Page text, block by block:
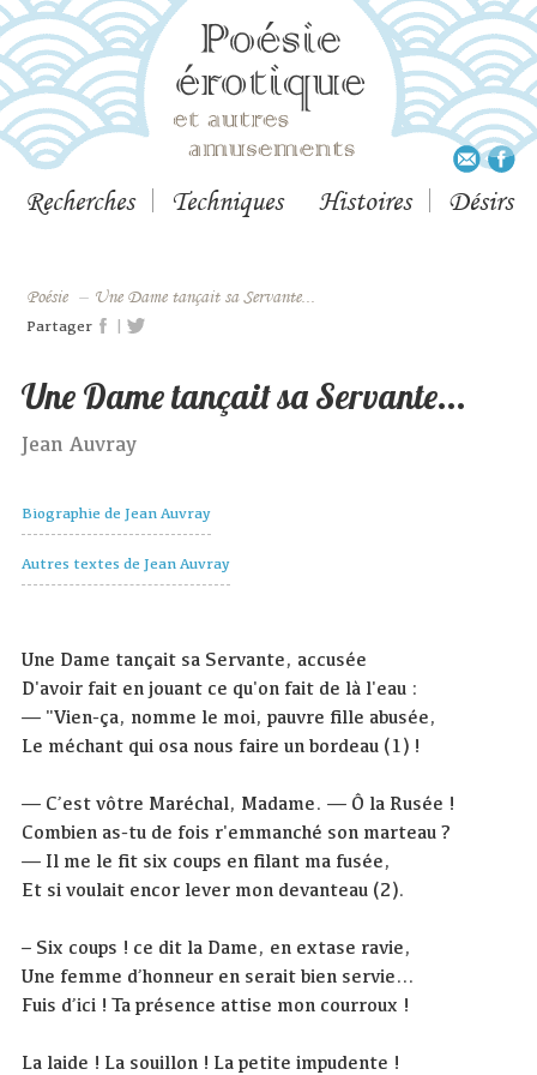
Recherches Techniques Histoires Désirs
Poésie – Une Dame tançait sa Servante...
Partager |
Une Dame tançait sa Servante...
Jean Auvray
Biographie de Jean Auvray
Autres textes de Jean Auvray
Une Dame tançait sa Servante, accusée
D'avoir fait en jouant ce qu'on fait de là l'eau :
— "Vien-ça, nomme le moi, pauvre fille abusée,
Le méchant qui osa nous faire un bordeau (1) !
— C’est vôtre Maréchal, Madame. — Ô la Rusée !
Combien as-tu de fois r'emmanché son marteau ?
— Il me le fit six coups en filant ma fusée,
Et si voulait encor lever mon devanteau (2).
– Six coups ! ce dit la Dame, en extase ravie,
Une femme d’honneur en serait bien servie…
Fuis d’ici ! Ta présence attise mon courroux !
La laide ! La souillon ! La petite impudente !